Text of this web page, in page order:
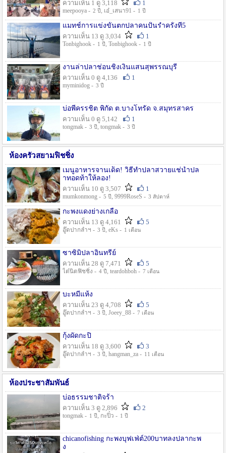
ความเห็น 1 ดู 3,118
1
meepooya - 2 ปี , เอ๋_เสนา91 - 1 ปี
แมทช์การแข่งขั้นตกปลาคนปั้นรำครั้งที่5
ความเห็น 13 ดู 3,034
1
Tonbighook - 1 ปี , Tonbighook - 1 ปี
งานล่าปลาช่อนชิงเงินแสนสุพรรณบุรี
ความเห็น 0 ดู 4,136
1
myminidog - 3 ปี
บ่อพี่ครรชิต พิกัด ต.บางโทรัด จ.สมุทรสาคร
ความเห็น 0 ดู 5,142
1
tongmak - 3 ปี , tongmak - 3 ปี
ห้องครัวสยามฟิชชิ่ง
เมนูอาหารจานเด็ด! วิธีทำปลาสวายแช่น้ำปล
าทอดท้าให้ลอง!
ความเห็น 10 ดู 3,507
1
mumkonmong - 5 ปี , 9999RoseS - 3 สัปดาห์
กะพงแดงย่างเกลือ
ความเห็น 13 ดู 4,161
5
อู๊ดปากลำฯ - 3 ปี , eKs - 1 เดือน
ซาซิมิปลาอินทรีย์
ความเห็น 28 ดู 7,471
5
ไต๋นิตฟิชชิ่ง - 4 ปี , teardohboh - 7 เดือน
บะหมี่แห้ง
ความเห็น 23 ดู 4,708
5
อู๊ดปากลำฯ - 3 ปี , Joeey_88 - 7 เดือน
กุ้งผัดกะปิ
ความเห็น 18 ดู 3,600
3
อู๊ดปากลำฯ - 3 ปี , hangman_za - 11 เดือน
ห้องประชาสัมพันธ์
บ่อธรรมชาติจร้า
ความเห็น 3 ดู 2,896
2
tongmak - 1 ปี , กะปิ๋ว - 1 ปี
chicanofishing กะพงบุฟเฟ่ต์200บาทลงปลากะพ
ง